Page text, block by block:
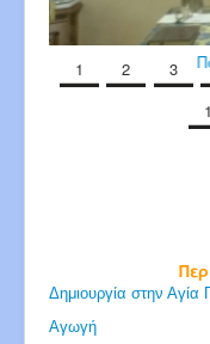
1 2 3
Δημιουργία στην Αγία
Αγωγή